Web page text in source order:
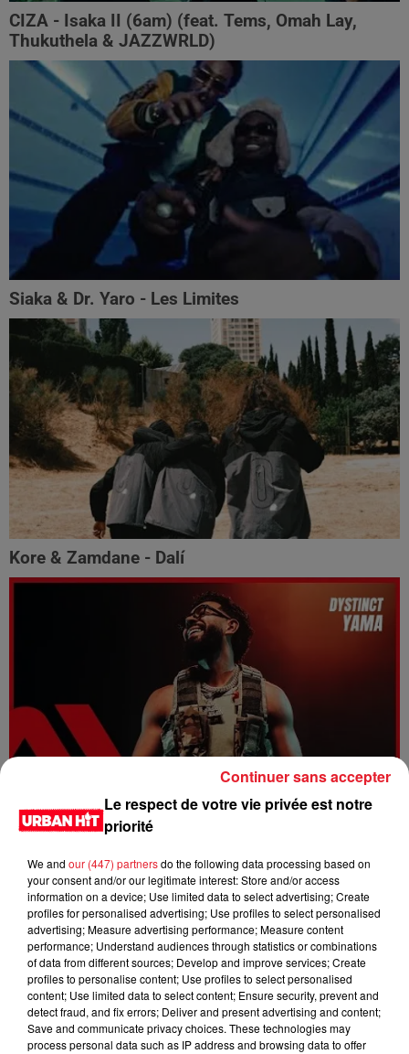
CIZA - Isaka II (6am) (feat. Tems, Omah Lay,
Thukuthela & JAZZWRLD)
Siaka & Dr. Yaro - Les Limites
Kore & Zamdane - Dalí
Dystinct - Yama
Le respect de votre vie privée est notre
priorité
We and our (447) partnersdo the following data processing based on
your consent and/or our legitimate interest: Store and/or access
information on a device; Use limited data to select advertising; Create
profiles for personalised advertising; Use profiles to select personalised
advertising; Measure advertising performance; Measure content
performance; Understand audiences through statistics or combinations
of data from different sources; Develop and improve services; Create
profiles to personalise content; Use profiles to select personalised
content; Use limited data to select content; Ensure security, prevent and
detect fraud, and fix errors; Deliver and present advertising and content;
Save and communicate privacy choices. These technologies may
process personal data such as IP address and browsing data to offer
Continuer sans accepter